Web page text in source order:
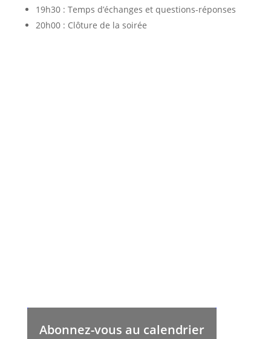
19h30 : Temps d’échanges et questions-réponses
20h00 : Clôture de la soirée
Abonnez-vous au calendrier